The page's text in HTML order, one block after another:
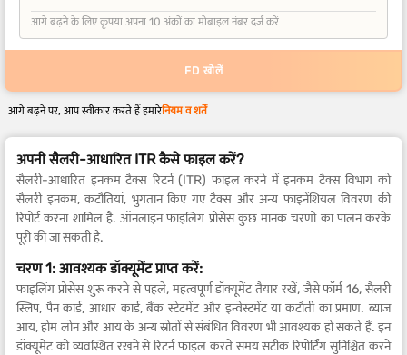
आगे बढ़ने के लिए कृपया अपना 10 अंकों का मोबाइल नंबर दर्ज करें
FD खोलें
आगे बढ़ने पर, आप स्वीकार करते हैं हमारेनियम व शर्तें
अपनी सैलरी-आधारित ITR कैसे फाइल करें?
सैलरी-आधारित इनकम टैक्स रिटर्न (ITR) फाइल करने में इनकम टैक्स विभाग को
सैलरी इनकम, कटौतियां, भुगतान किए गए टैक्स और अन्य फाइनेंशियल विवरण की
रिपोर्ट करना शामिल है. ऑनलाइन फाइलिंग प्रोसेस कुछ मानक चरणों का पालन करके
पूरी की जा सकती है.
चरण 1: आवश्यक डॉक्यूमेंट प्राप्त करें:
फाइलिंग प्रोसेस शुरू करने से पहले, महत्वपूर्ण डॉक्यूमेंट तैयार रखें, जैसे फॉर्म 16, सैलरी
स्लिप, पैन कार्ड, आधार कार्ड, बैंक स्टेटमेंट और इन्वेस्टमेंट या कटौती का प्रमाण. ब्याज
आय, होम लोन और आय के अन्य स्रोतों से संबंधित विवरण भी आवश्यक हो सकते हैं. इन
डॉक्यूमेंट को व्यवस्थित रखने से रिटर्न फाइल करते समय सटीक रिपोर्टिंग सुनिश्चित करने